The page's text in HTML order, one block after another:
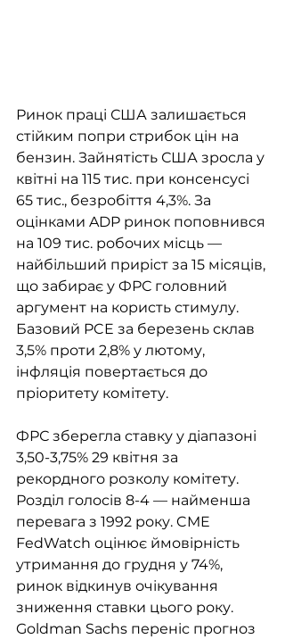
Ринок праці США залишається
стійким попри стрибок цін на
бензин. Зайнятість США зросла у
квітні на 115 тис. при консенсусі
65 тис., безробіття 4,3%. За
оцінками ADP ринок поповнився
на 109 тис. робочих місць —
найбільший приріст за 15 місяців,
що забирає у ФРС головний
аргумент на користь стимулу.
Базовий PCE за березень склав
3,5% проти 2,8% у лютому,
інфляція повертається до
пріоритету комітету.
ФРС зберегла ставку у діапазоні
3,50-3,75% 29 квітня за
рекордного розколу комітету.
Розділ голосів 8-4 — найменша
перевага з 1992 року. CME
FedWatch оцінює ймовірність
утримання до грудня у 74%,
ринок відкинув очікування
зниження ставки цього року.
Goldman Sachs переніс прогноз